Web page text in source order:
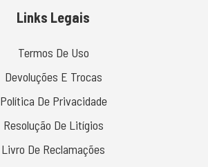
Links Legais
Termos De Uso
Devoluções E Trocas
Política De Privacidade
Resolução De Litígios
Livro De Reclamações